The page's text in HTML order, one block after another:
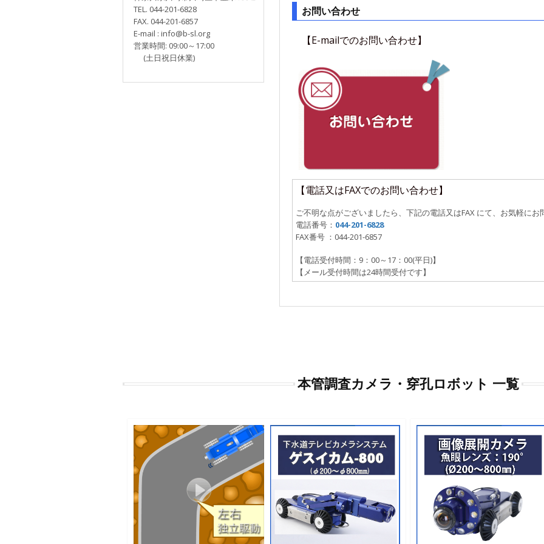
お問い合わせ
【E-mailでのお問い合わせ】
【電話又はFAXでのお問い合わせ】
ご不明な点がございましたら、下記の電話又はFAX にて、お気軽にお
電話番号： 044-201-6828
FAX番号 ：044-201-6857
【電話受付時間：9：00～17：00(平日)】
【メール受付時間は24時間受付です】
TEL. 044-201-6828
FAX. 044-201-6857
E-mail : info@b-sl.org
営業時間: 09:00～17:00
(土日祝日休業)
本管調査カメラ・穿孔ロボット 一覧